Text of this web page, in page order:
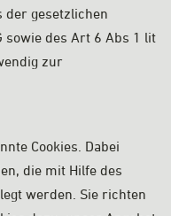
der gesetzlichen
sowie des Art 6 Abs 1 lit
zur
Cookies. Dabei
die mit Hilfe des
werden. Sie richten